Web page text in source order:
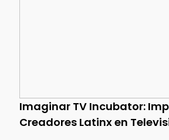
Imaginar TV Incubator:
Creadores Latinx en